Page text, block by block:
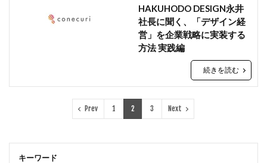
HAKUHODO DESIGN永井
社長に聞く、「デザイン経
営」を企業戦略に実装する
方法 実践編
続きを読む
Prev 1 2 3 Next
キーワード